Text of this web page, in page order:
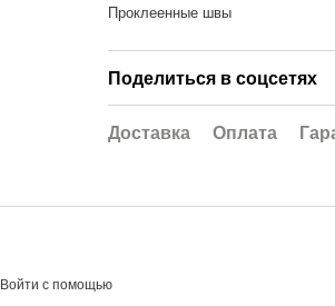
Проклеенные швы
Поделиться в соцсетях
Доставка Оплата
Войти с помощью